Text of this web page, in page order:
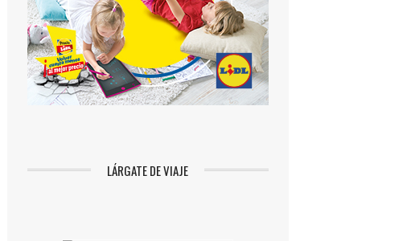
LÁRGATE DE VIAJE